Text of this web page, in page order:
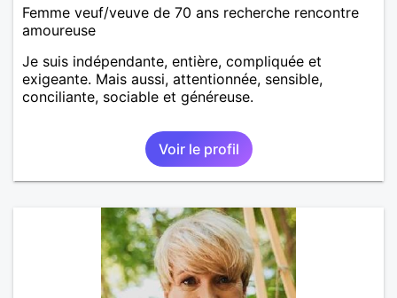
Femme veuf/veuve de 70 ans recherche rencontre
amoureuse
Je suis indépendante, entière, compliquée et
exigeante. Mais aussi, attentionnée, sensible,
conciliante, sociable et généreuse.
Voir le profil